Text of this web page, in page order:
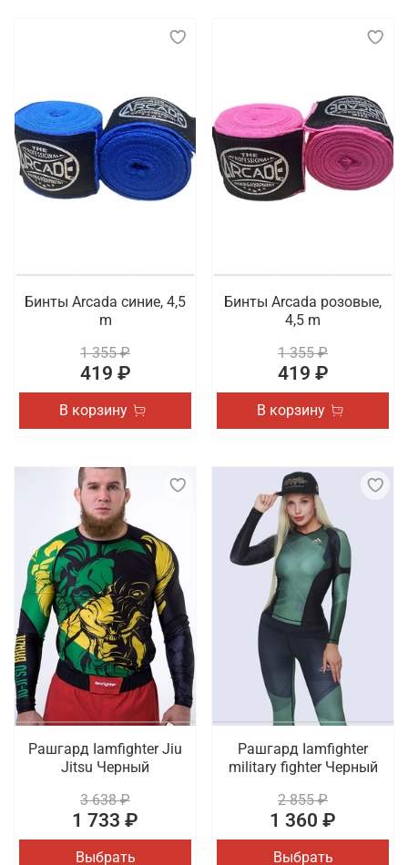
Бинты Arcada синие, 4,5
m
1 355 ₽
419 ₽
В корзину
Бинты Arcada розовые,
4,5 m
1 355 ₽
419 ₽
В корзину
Рашгард Iamfighter Jiu
Jitsu Черный
3 638 ₽
1 733 ₽
Выбрать
Рашгард Iamfighter
military fighter Черный
2 855 ₽
1 360 ₽
Выбрать